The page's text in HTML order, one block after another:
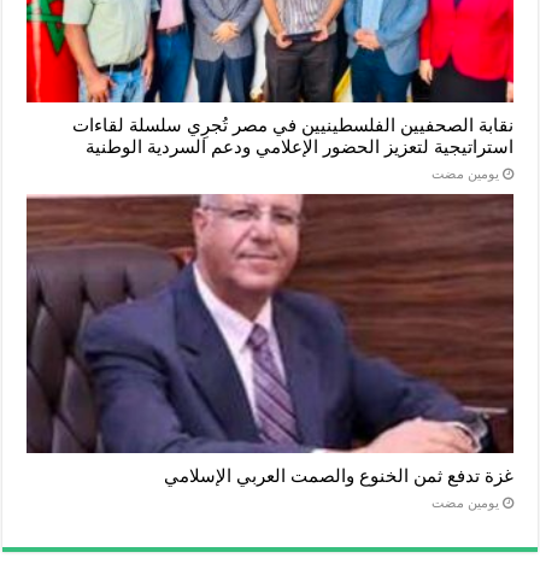
نقابة الصحفيين الفلسطينيين في مصر تُجرِي سلسلة لقاءات
استراتيجية لتعزيز الحضور الإعلامي ودعم السردية الوطنية
‏يومين مضت
غزة تدفع ثمن الخنوع والصمت العربي الإسلامي
‏يومين مضت